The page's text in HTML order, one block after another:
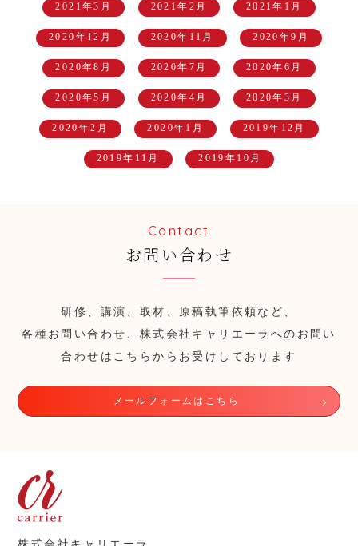
2021年3月 2021年2月 2021年1月
2020年12月 2020年11月 2020年9月
2020年8月 2020年7月 2020年6月
2020年5月 2020年4月 2020年3月
2020年2月 2020年1月 2019年12月
2019年11月 2019年10月
Contact
お問い合わせ
研修、講演、取材、原稿執筆依頼など、
各種お問い合わせ、株式会社キャリエーラへのお問い
合わせはこちらからお受けしております
メールフォームはこちら